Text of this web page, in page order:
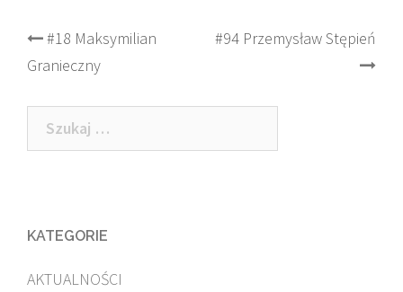
Post
navigation
#18 Maksymilian
Granieczny
#94 Przemysław Stępień
Szukaj:
KATEGORIE
AKTUALNOŚCI